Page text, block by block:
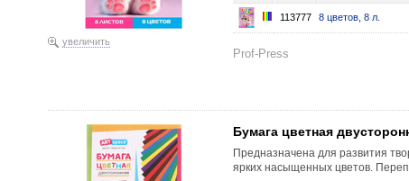
увеличить
113777 8 цветов, 8 л.
Prof-Press
Бумага цветная
Предназначена для развития
ярких насыщенных цветов.